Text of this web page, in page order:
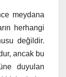
meydana
herhangi
değildir.
ancak bu
duyulan